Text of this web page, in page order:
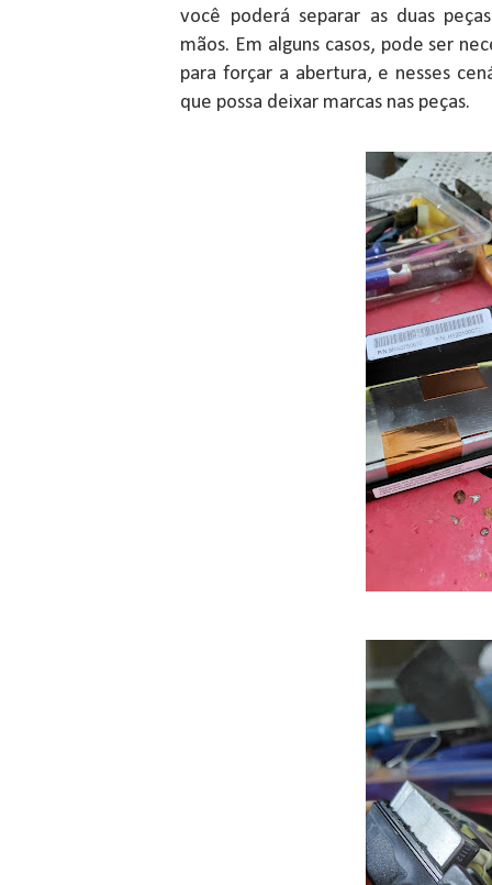
você poderá separar as duas
mãos. Em alguns casos, pode ser
para forçar a abertura, e nesses
que possa deixar marcas nas peças.